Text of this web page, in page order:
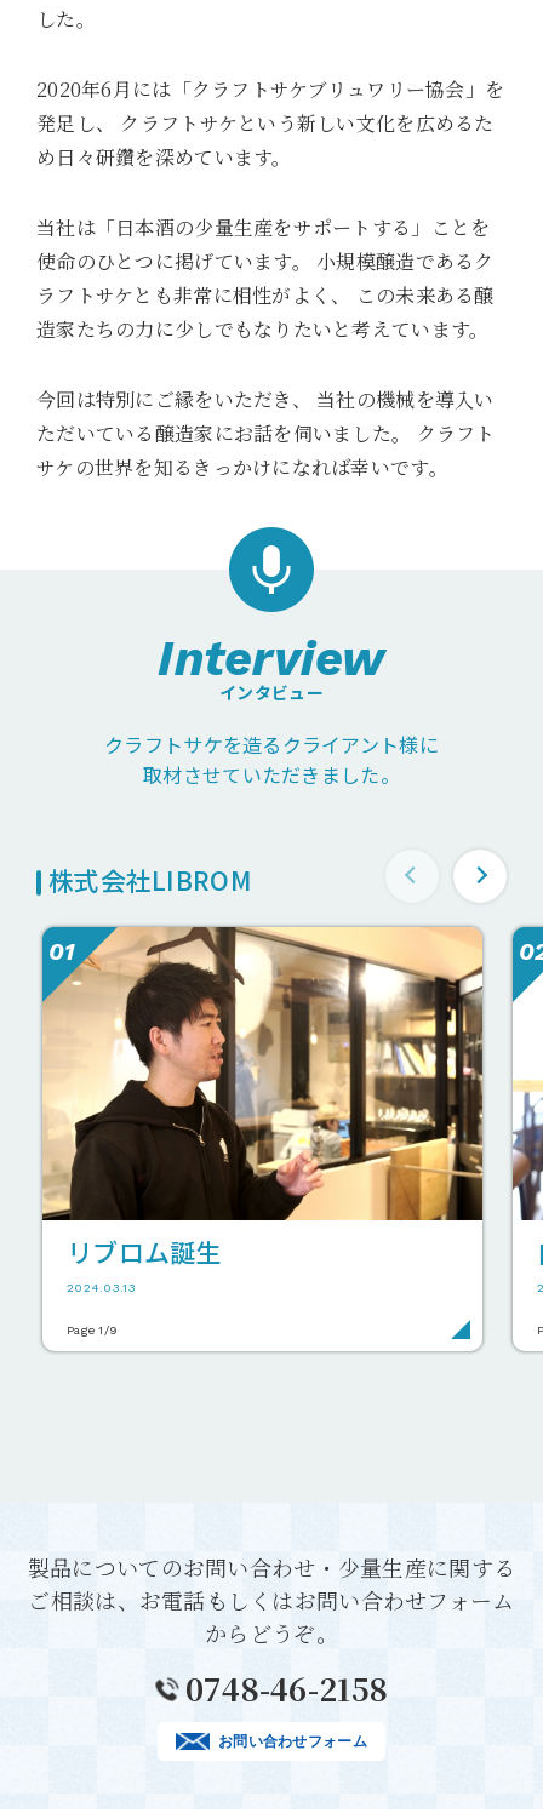
した。
2020年6月には「クラフトサケブリュワリー協会」を
発足し、
クラフトサケという新しい文化を広めるた
め日々研鑽を深めています。
当社は「日本酒の少量生産をサポートする」ことを
使命のひとつに掲げています。
小規模醸造であるク
ラフトサケとも非常に相性がよく、
この未来ある醸
造家たちの力に少しでもなりたいと考えています。
今回は特別にご縁をいただき、
当社の機械を導入い
ただいている醸造家にお話を伺いました。
クラフト
サケの世界を知るきっかけになれば幸いです。
Interview
インタビュー
クラフトサケを造るクライアント様に
取材させていただきました。
株式会社LIBROM
01
リブロム誕生
2024.03.13
Page 1/9
製品についてのお問い合わせ・少量生産に関する
ご相談は、 お電話もしくはお問い合わせフォーム
からどうぞ。
0748-46-2158
お問い合わせフォーム